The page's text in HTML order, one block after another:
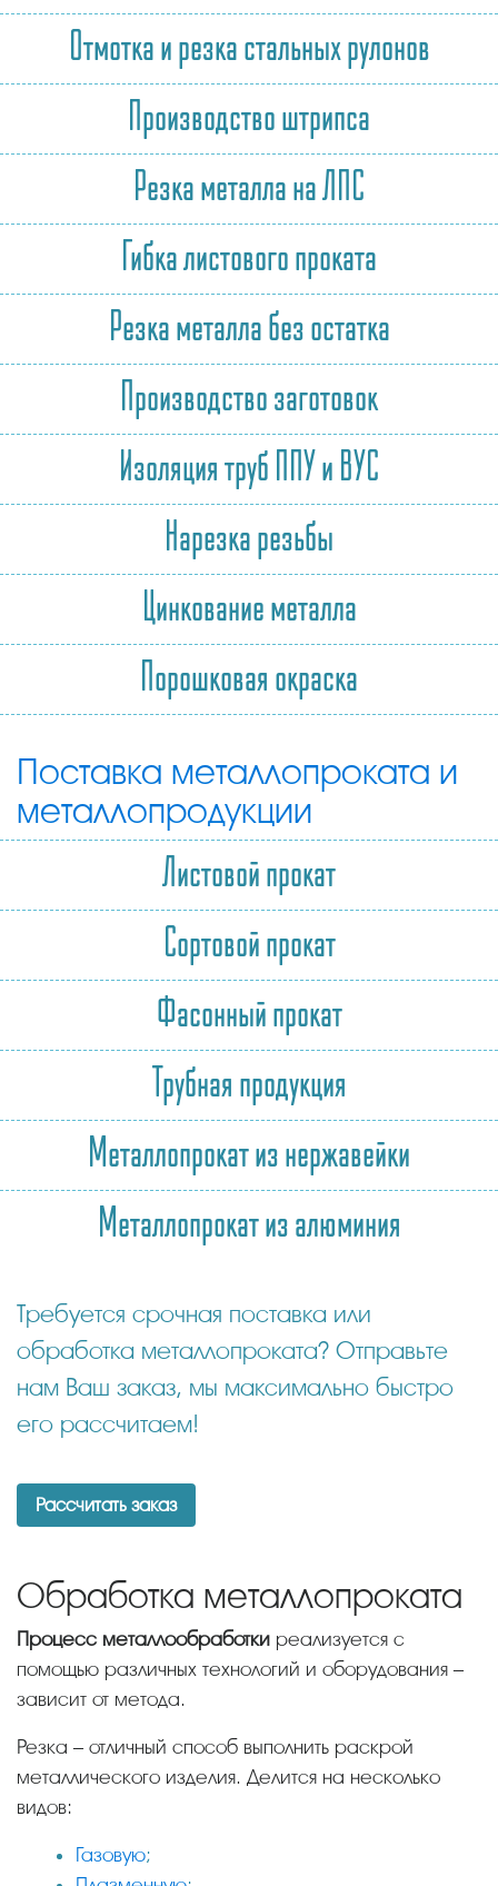
Отмотка и резка стальных рулонов
Производство штрипса
Резка металла на ЛПС
Гибка листового проката
Резка металла без остатка
Производство заготовок
Изоляция труб ППУ и ВУС
Нарезка резьбы
Цинкование металла
Порошковая окраска
Поставка металлопроката и
металлопродукции
Листовой прокат
Сортовой прокат
Фасонный прокат
Трубная продукция
Металлопрокат из нержавейки
Металлопрокат из алюминия
Требуется срочная поставка или
обработка металлопроката? Отправьте
нам Ваш заказ, мы максимально быстро
его рассчитаем!
Рассчитать заказ
Обработка металлопроката
Процесс металлообработки реализуется с
помощью различных технологий и оборудования –
зависит от метода.
Резка – отличный способ выполнить раскрой
металлического изделия. Делится на несколько
видов:
Газовую;